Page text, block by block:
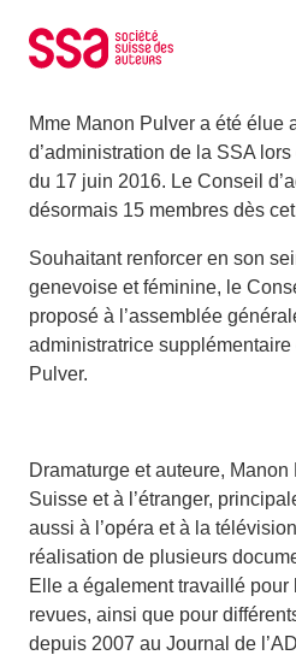
Mme Manon Pulver a été élue
d’administration de la SSA
du 17 juin 2016. Le Conseil
désormais 15 membres dès
Souhaitant renforcer en son
genevoise et féminine, le
proposé à l’assemblée
administratrice
Pulver.
Dramaturge et auteure,
Suisse et à l’étranger,
aussi à l’opéra et à la
réalisation de plusieurs
Elle a également travaillé
revues, ainsi que pour
depuis 2007 au Journal de